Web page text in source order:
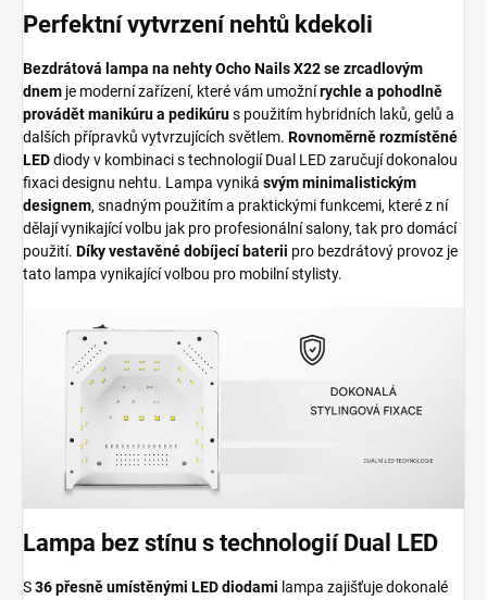
Perfektní vytvrzení nehtů kdekoli
Bezdrátová lampa na nehty Ocho Nails X22 se zrcadlovým
dnem je moderní zařízení, které vám umožnírychle a pohodlně
provádět manikúru a pedikúrus použitím hybridních laků, gelů a
dalších přípravků vytvrzujících světlem. Rovnoměrně rozmístěné
LEDdiody v kombinaci s technologií Dual LED zaručují dokonalou
fixaci designu nehtu. Lampa vyniká svým minimalistickým
designem, snadným použitím a praktickými funkcemi, které z ní
dělají vynikající volbu jak pro profesionální salony, tak pro domácí
použití. Díky vestavěné dobíjecí baterii pro bezdrátový provoz je
tato lampa vynikající volbou pro mobilní stylisty.
Lampa bez stínu s technologií Dual LED
S36 přesně umístěnými LED diodami lampa zajišťuje dokonalé